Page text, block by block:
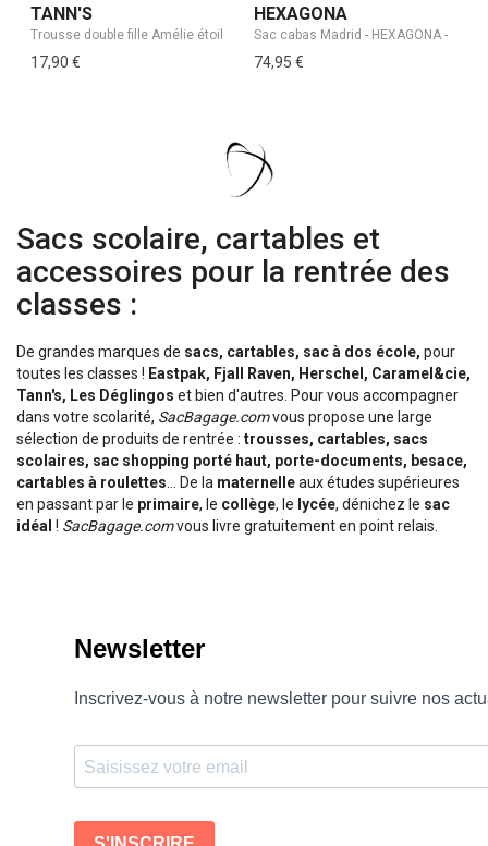
TANN'S
17,90 €
HEXAGONA
74,95 €
Sacs scolaire, cartables et
accessoires pour la rentrée des
classes :
De grandes marques de sacs, cartables, sac à dos école, pour
toutes les classes ! Eastpak, Fjall Raven, Herschel, Caramel&cie,
Tann's, Les Déglingos et bien d'autres. Pour vous accompagner
dans votre scolarité, SacBagage.comvous propose une large
sélection de produits de rentrée : trousses, cartables, sacs
scolaires, sac shopping porté haut, porte-documents, besace,
cartables à roulettes... De la maternelleaux études supérieures
en passant par le primaire, le collège, le lycée, dénichez le sac
idéal ! SacBagage.comvous livre gratuitement en point relais.